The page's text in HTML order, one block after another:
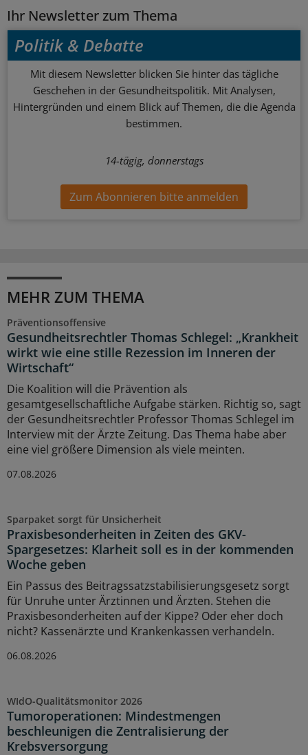
Ihr Newsletter zum Thema
Politik & Debatte
Mit diesem Newsletter blicken Sie hinter das tägliche
Geschehen in der Gesundheitspolitik. Mit Analysen,
Hintergründen und einem Blick auf Themen, die die Agenda
bestimmen.
14-tägig, donnerstags
Zum Abonnieren bitte anmelden
MEHR ZUM THEMA
Präventionsoffensive
Gesundheitsrechtler Thomas Schlegel: „Krankheit
wirkt wie eine stille Rezession im Inneren der
Wirtschaft“
Die Koalition will die Prävention als
gesamtgesellschaftliche Aufgabe stärken. Richtig so, sagt
der Gesundheitsrechtler Professor Thomas Schlegel im
Interview mit der Ärzte Zeitung. Das Thema habe aber
eine viel größere Dimension als viele meinten.
07.08.2026
Sparpaket sorgt für Unsicherheit
Praxisbesonderheiten in Zeiten des GKV-
Spargesetzes: Klarheit soll es in der kommenden
Woche geben
Ein Passus des Beitragssatzstabilisierungsgesetz sorgt
für Unruhe unter Ärztinnen und Ärzten. Stehen die
Praxisbesonderheiten auf der Kippe? Oder eher doch
nicht? Kassenärzte und Krankenkassen verhandeln.
06.08.2026
WIdO-Qualitätsmonitor 2026
Tumoroperationen: Mindestmengen
beschleunigen die Zentralisierung der
Krebsversorgung